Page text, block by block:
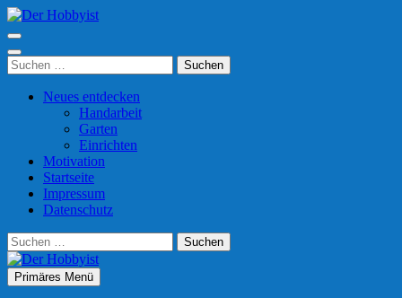
Zum
Inhalt
springen
(Enter
drücken)
Suchen
nach:
Neues entdecken
Handarbeit
Garten
Einrichten
Motivation
Startseite
Impressum
Datenschutz
Suchen
nach:
Der Hobbyist
Was man mit Freizeit so anfangen kann
Primäres Menü